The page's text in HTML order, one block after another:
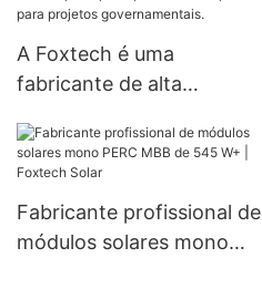
A Foxtech é uma
fabricante de alta
solares de LED para
iluminação pública, com
potências de 30W, 50W,
60W, 80W e 100W, ideais
Fabricante profissional de
módulos solares mono